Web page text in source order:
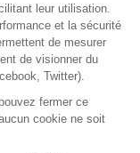
leur utilisation.
et la sécurité
de mesurer
de visionner du
Twitter).
fermer ce
cookie ne soit